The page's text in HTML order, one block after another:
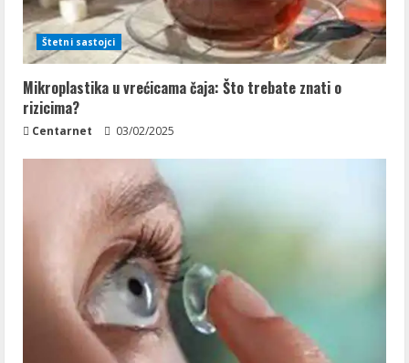
Štetni sastojci
Mikroplastika u vrećicama čaja: Što trebate znati o
rizicima?
Centarnet 03/02/2025